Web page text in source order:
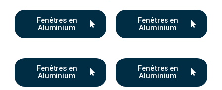
Fenêtres en
Aluminium
Fenêtres en
Aluminium
Fenêtres en
Aluminium
Fenêtres en
Aluminium